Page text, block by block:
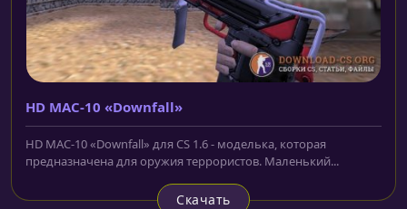
HD MAC-10 «Downfall»
HD MAC-10 «Downfall» для CS 1.6 - моделька, которая
предназначена для оружия террористов. Маленький...
Скачать